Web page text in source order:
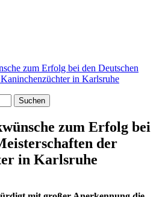
zum Erfolg bei den Deutschen
in Karlsruhe
Suchen
zum Erfolg bei
der
in Karlsruhe